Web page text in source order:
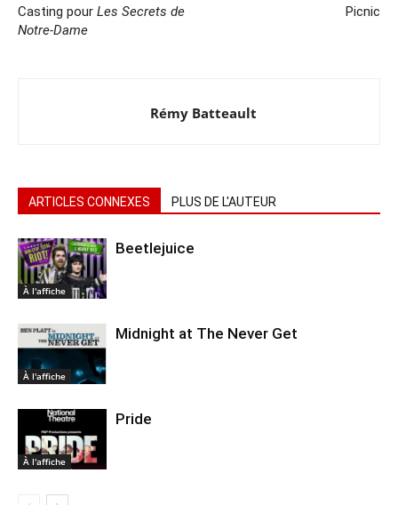
Casting pour Les Secrets de
Notre-Dame
Picnic
Rémy Batteault
ARTICLES CONNEXES PLUS DE L'AUTEUR
À l'affiche
Beetlejuice
À l'affiche
Midnight at The Never Get
À l'affiche
Pride